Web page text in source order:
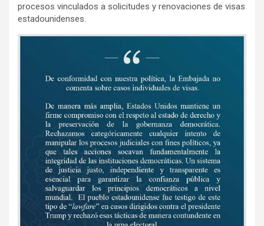
procesos vinculados a solicitudes y renovaciones de visas
estadounidenses.